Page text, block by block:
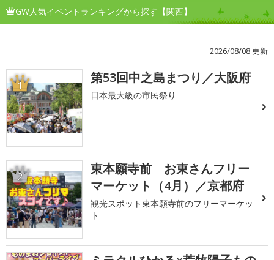
GW人気イベントランキングから探す【関西】
2026/08/08 更新
1 第53回中之島まつり／大阪府
日本最大級の市民祭り
2
東本願寺前 お東さんフリー
マーケット（4月）／京都府
観光スポット東本願寺前のフリーマーケッ
ト